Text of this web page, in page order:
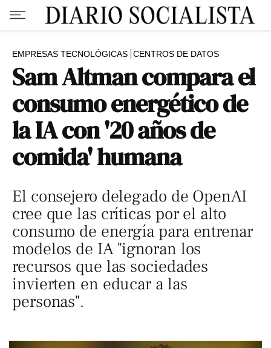
EMPRESAS TECNOLÓGICAS CENTROS DE DATOS
Sam Altman compara el
consumo energético de
la IA con '20 años de
comida' humana
El consejero delegado de OpenAI
cree que las críticas por el alto
consumo de energía para entrenar
modelos de IA "ignoran los
recursos que las sociedades
invierten en educar a las
personas".